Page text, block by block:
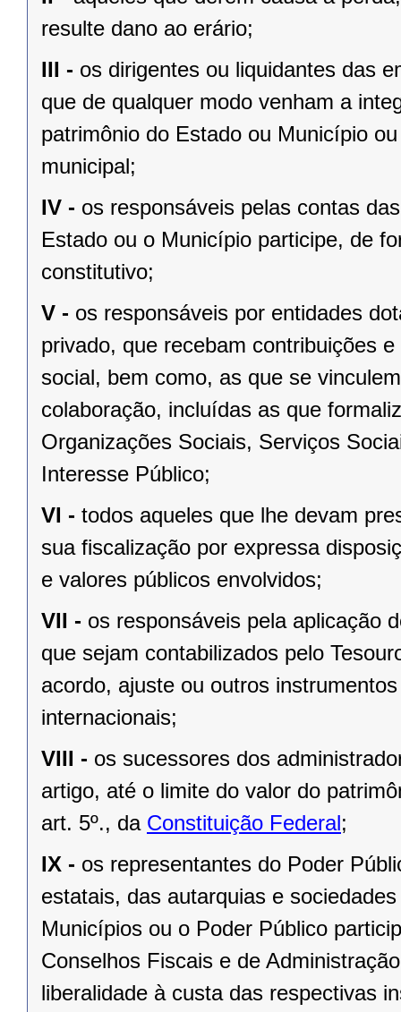
resulte dano ao erário;
III - os dirigentes ou liquidantes das
que de qualquer modo venham a
patrimônio do Estado ou Município
municipal;
IV - os responsáveis pelas contas
Estado ou o Município participe, de
constitutivo;
V - os responsáveis por entidades
privado, que recebam contribuições
social, bem como, as que se
colaboração, incluídas as que
Organizações Sociais, Serviços
Interesse Público;
VI - todos aqueles que lhe devam
sua fiscalização por expressa
e valores públicos envolvidos;
VII - os responsáveis pela aplicação
que sejam contabilizados pelo
acordo, ajuste ou outros
internacionais;
VIII - os sucessores dos
artigo, até o limite do valor do
art. 5º., da Constituição Federal;
IX - os representantes do Poder
estatais, das autarquias e
Municípios ou o Poder Público
Conselhos Fiscais e de
liberalidade à custa das respectivas